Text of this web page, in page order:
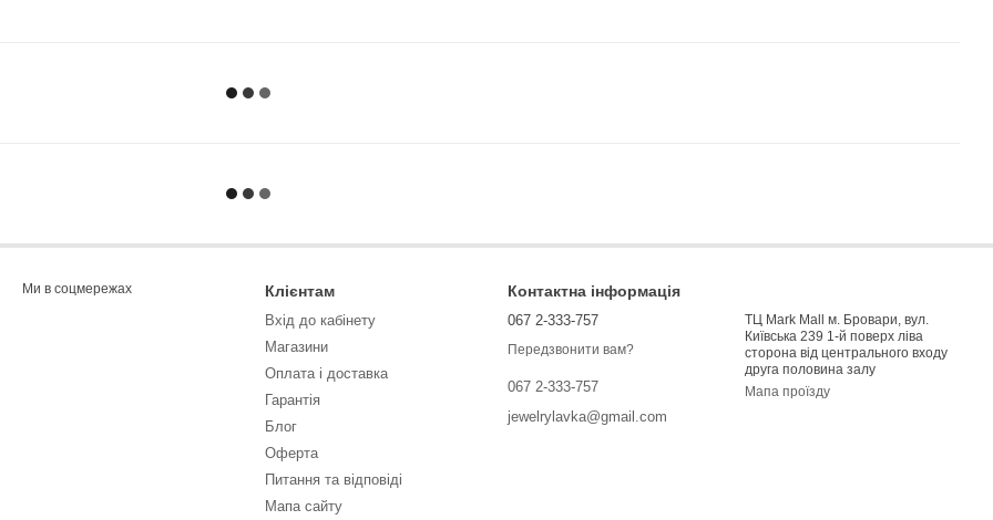
Ми в соцмережах Клієнтам
Вхід до кабінету
Магазини
Оплата і доставка
Гарантія
Блог
Оферта
Питання та відповіді
Мапа сайту
Контактна інформація
067 2-333-757
Передзвонити вам?
067 2-333-757
jewelrylavka@gmail.com
ТЦ Mark Mall м. Бровари, вул.
Київська 239 1-й поверх ліва
сторона від центрального входу
друга половина залу
Мапа проїзду